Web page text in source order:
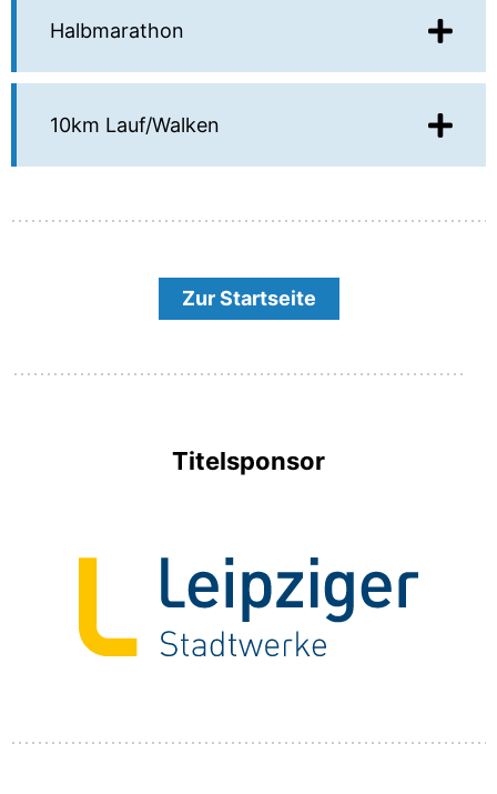
Halbmarathon
10km Lauf/Walken
Zur Startseite
Titelsponsor